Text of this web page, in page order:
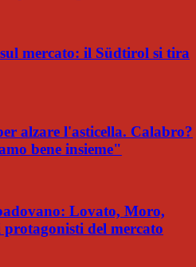
mercato: il Südtirol si tira
alzare l'asticella. Calabro?
bene insieme"
Lovato, Moro,
del mercato